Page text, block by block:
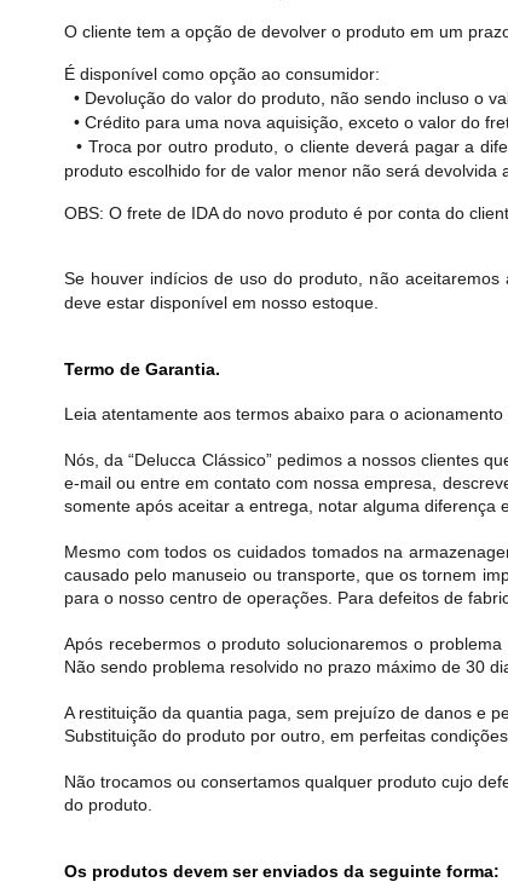
O cliente tem a opção de devolver o produto em um
É disponível como opção ao consumidor:
• Devolução do valor do produto, não sendo incluso o
• Crédito para uma nova aquisição, exceto o valor do
• Troca por outro produto, o cliente deverá pagar a
produto escolhido for de valor menor não será
OBS: O frete de IDA do novo produto é por conta do
Se houver indícios de uso do produto, não
deve estar disponível em nosso estoque.
Termo de Garantia.
Leia atentamente aos termos abaixo para o acionamento
Nós, da “Delucca Clássico” pedimos a nossos clientes
e-mail ou entre em contato com nossa empresa,
somente após aceitar a entrega, notar alguma diferença
Mesmo com todos os cuidados tomados na
causado pelo manuseio ou transporte, que os tornem
para o nosso centro de operações. Para defeitos de
Após recebermos o produto solucionaremos o
Não sendo problema resolvido no prazo máximo de 30
A restituição da quantia paga, sem prejuízo de danos e
Substituição do produto por outro, em perfeitas condições.
Não trocamos ou consertamos qualquer produto cujo
do produto.
Os produtos devem ser enviados da seguinte forma: